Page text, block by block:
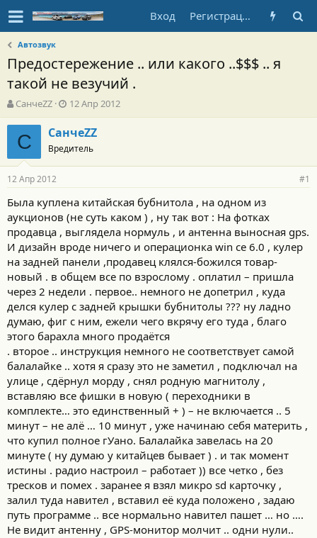
Вход Регистрация
Автозвук
Предостережение .. или какого ..$$$ .. я
такой не везучий .
А
в
т
о
т
е
м
ы
СанчеZZ
Д
а
т
а
н
а
а
л
а
12 Апр 2012
С СанчеZZ
Вредитель
12 Апр 2012 #1
Была куплена китайская бубнитола , на одном из
аукционов (не суть каком ) , ну так вот : На фотках
продавца , выглядела нормуль , и антенна выносная gps.
И дизайн вроде ничего и операционка win ce 6.0 , кулер
на задней панели ,продавец клялся-божился товар-
новый . в общем все по взрослому . оплатил – пришла
через 2 недели . первое.. немного не допетрил , куда
делся кулер с задней крышки бубнитолы ??? ну ладно
думаю, фиг с ним, ежели чего вкрячу его туда , благо
этого барахла много продаётся
. второе .. инструкция немного не соответствует самой
балалайке .. хотя я сразу это не заметил , подключал на
улице , сдёрнул морду , снял родную магнитолу ,
вставляю все фишки в новую ( переходники в
комплекте… это единственный + ) – не включается .. 5
минут – не алё … 10 минут , уже начинаю себя материть ,
что купил полное гУано. Балалайка завелась на 20
минуте ( ну думаю у китайцев бывает ) . и так момент
истины . радио настроил – работает )) все четко , без
тресков и помех . заранее я взял микро sd карточку ,
залил туда навител , вставил её куда положено , задаю
путь программе .. все нормально навител пашет … но ….
Не видит антенну , GPS-монитор молчит .. одни нули..